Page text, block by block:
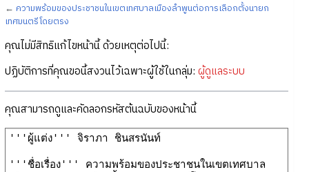
← ความพร้อมของประชาชนในเขตเทศบาลเมืองลำพูนต่อการเลือกตั้งนายก
เทศมนตรีโดยตรง
คุณไม่มีสิทธิแก้ไขหน้านี้ ด้วยเหตุต่อไปนี้:
ปฏิบัติการที่คุณขอนี้สงวนไว้เฉพาะผู้ใช้ในกลุ่ม: ผู้ดูแลระบบ
คุณสามารถดูและคัดลอกรหัสต้นฉบับของหน้านี้